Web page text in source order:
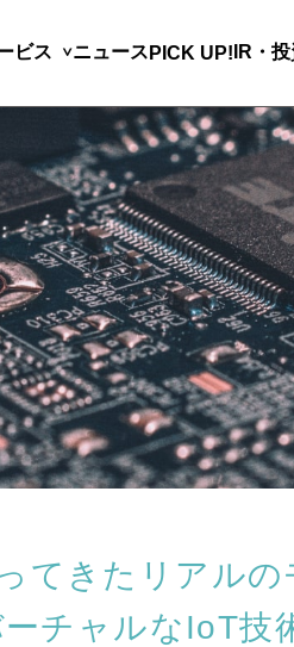
ビス ニュース PICK UP! IR・
てきた リアル
チャルなIoT技